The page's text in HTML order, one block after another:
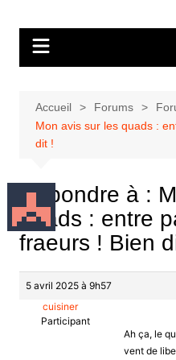
Accueil Forums
Mon avis sur les quads :
dit !
Répondre à :
quads : entre
fraeurs ! Bien
5 avril 2025 à 9h57
cuisiner
Participant
Ah ça, le
vent de